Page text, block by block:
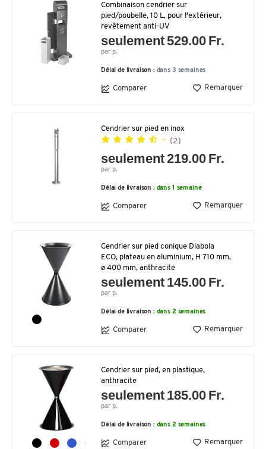
Combinaison cendrier sur
pied/poubelle, 10 L, pour l'extérieur,
revêtement anti-UV
seulement 529.00 Fr.
par p.
Délai de livraison : dans 3 semaines
Comparer Remarquer
Cendrier sur pied en inox
(2)
seulement 219.00 Fr.
par p.
Délai de livraison : dans 1 semaine
Comparer Remarquer
Cendrier sur pied conique Diabola
ECO, plateau en aluminium, H 710 mm,
ø 400 mm, anthracite
seulement 145.00 Fr.
par p.
Délai de livraison : dans 2 semaines
Comparer Remarquer
Cendrier sur pied, en plastique,
anthracite
seulement 185.00 Fr.
par p.
Délai de livraison : dans 2 semaines
Comparer Remarquer